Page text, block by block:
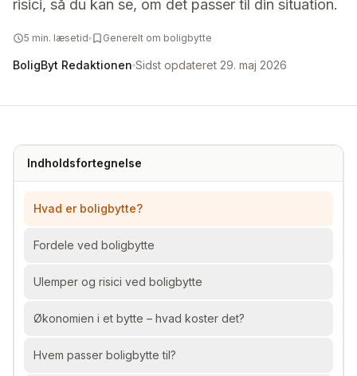
risici, så du kan se, om det passer til din situation.
5 min. læsetid Generelt om boligbytte
BoligByt Redaktionen Sidst opdateret 29. maj 2026
Indholdsfortegnelse
Hvad er boligbytte?
Fordele ved boligbytte
Ulemper og risici ved boligbytte
Økonomien i et bytte – hvad koster det?
Hvem passer boligbytte til?